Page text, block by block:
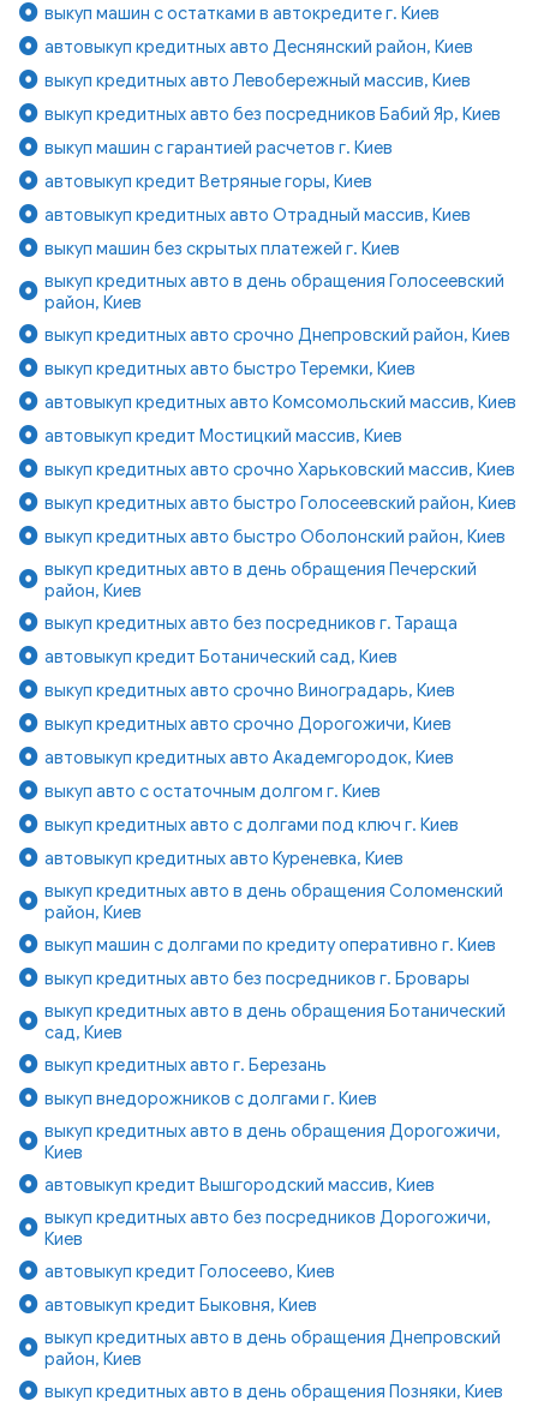
выкуп машин с остатками в автокредите г. Киев
автовыкуп кредитных авто Деснянский район, Киев
выкуп кредитных авто Левобережный массив, Киев
выкуп кредитных авто без посредников Бабий Яр, Киев
выкуп машин с гарантией расчетов г. Киев
автовыкуп кредит Ветряные горы, Киев
автовыкуп кредитных авто Отрадный массив, Киев
выкуп машин без скрытых платежей г. Киев
выкуп кредитных авто в день обращения Голосеевский
район, Киев
выкуп кредитных авто срочно Днепровский район, Киев
выкуп кредитных авто быстро Теремки, Киев
автовыкуп кредитных авто Комсомольский массив, Киев
автовыкуп кредит Мостицкий массив, Киев
выкуп кредитных авто срочно Харьковский массив, Киев
выкуп кредитных авто быстро Голосеевский район, Киев
выкуп кредитных авто быстро Оболонский район, Киев
выкуп кредитных авто в день обращения Печерский
район, Киев
выкуп кредитных авто без посредников г. Тараща
автовыкуп кредит Ботанический сад, Киев
выкуп кредитных авто срочно Виноградарь, Киев
выкуп кредитных авто срочно Дорогожичи, Киев
автовыкуп кредитных авто Академгородок, Киев
выкуп авто с остаточным долгом г. Киев
выкуп кредитных авто с долгами под ключ г. Киев
автовыкуп кредитных авто Куреневка, Киев
выкуп кредитных авто в день обращения Соломенский
район, Киев
выкуп машин с долгами по кредиту оперативно г. Киев
выкуп кредитных авто без посредников г. Бровары
выкуп кредитных авто в день обращения Ботанический
сад, Киев
выкуп кредитных авто г. Березань
выкуп внедорожников с долгами г. Киев
выкуп кредитных авто в день обращения Дорогожичи,
Киев
автовыкуп кредит Вышгородский массив, Киев
выкуп кредитных авто без посредников Дорогожичи,
Киев
автовыкуп кредит Голосеево, Киев
автовыкуп кредит Быковня, Киев
выкуп кредитных авто в день обращения Днепровский
район, Киев
выкуп кредитных авто в день обращения Позняки, Киев